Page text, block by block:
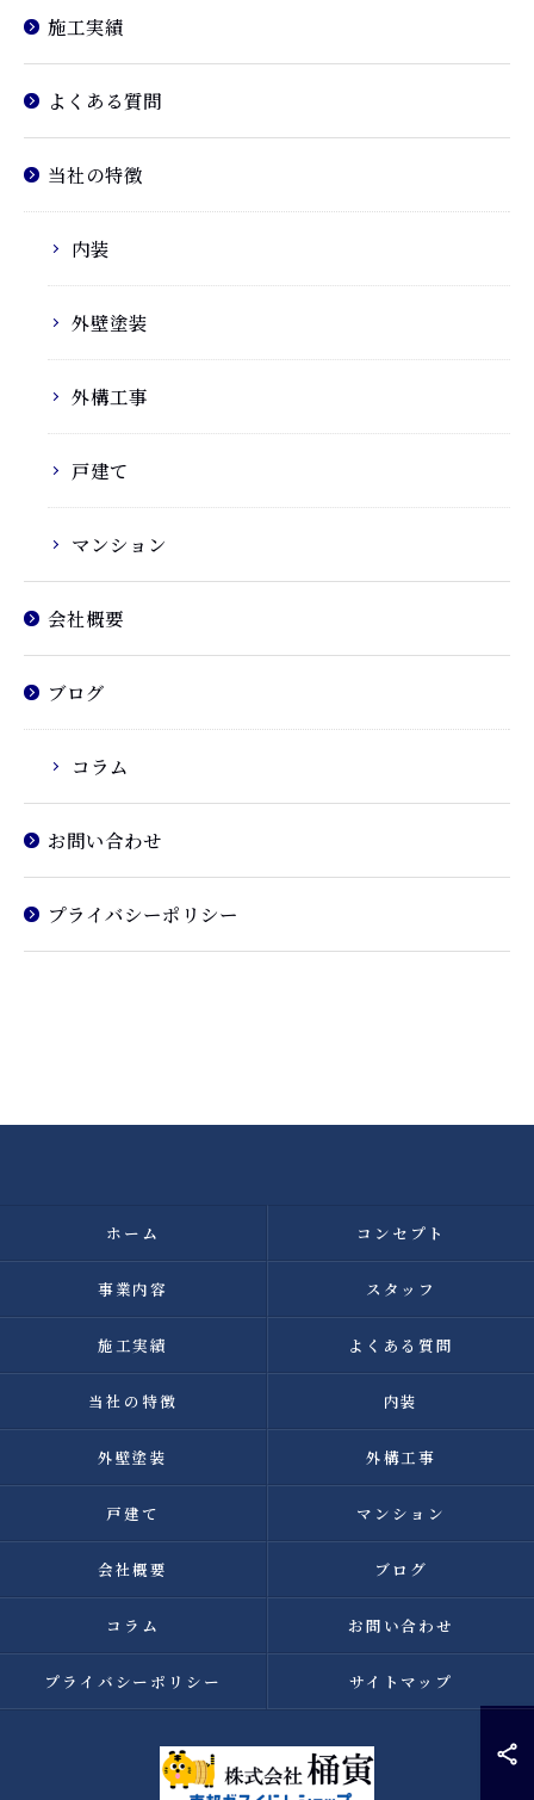
施工実績
よくある質問
当社の特徴
内装
外壁塗装
外構工事
戸建て
マンション
会社概要
ブログ
コラム
お問い合わせ
プライバシーポリシー
ホーム コンセプト
事業内容 スタッフ
施工実績 よくある質問
当社の特徴 内装
外壁塗装 外構工事
戸建て マンション
会社概要 ブログ
コラム お問い合わせ
プライバシーポリシー サイトマップ